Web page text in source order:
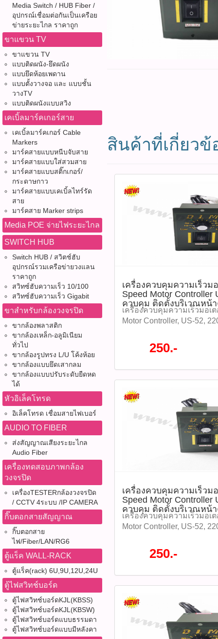
Media Switch / HUB Fiber /
อุปกรณ์เชื่อมต่อกันเป็นเครือย
ข่ายระยะไกล ราคาถูก
ขาแขวน TV
ขาแขวน TV
แบบติดผนัง-ยึดผนัง
แบบยึดห้อยเพดาน
แบบตั้งวางจอ และ แบบชั้น
วางTV
แบบติดผนังแบบสวิง
เคเบิ้ลมาร์คเกอร์สาย
เคเบิ้ลมาร์คเกอร์ Cable
Markers
มาร์คสายแบบหนีบจับสาย
มาร์คสายแบบใส่สวมสาย
มาร์คสายแบบสติ๊กเกอร์/
กระดาษกาว
มาร์คสายแบบเคเบิ้ลไทร์รัด
สาย
มาร์คสาย Marker strips
Media POE จ่ายไฟระยะไกล
SWITCH HUB
Switch HUB / สวิตช์ฮับ
อุปกรณ์รวมเครือข่ายวงแลน
ราคาถูก
สวิทซ์ฮับความเร็ว 10/100
สวิทซ์ฮับความเร็ว Gigabit
ขาสำหรับกล้องวงจรปิด
ขากล้องพลาสติก
ขากล้องเหล็ก-อลูมิเนียม
ทั่วไป
ขากล้องรูปทรง L/U โค้งห้อย
ขากล้องแบบยึดเสากลม
ขากล้องแบบปรับระดับยืดหด
ได้
หัวอิเล็คโทรด
อิเล็คโทรด เชื่อมสายไฟเบอร์
AUDIO TO FIBER
ส่งสัญญาณเสียงระยะไกล
Audio Fiber
เครื่องทดสอบภาพกล้อง
วงจรปิด
เครื่องTESTERกล้องวงจรปิด
/ CCTV 4ระบบ /IP CAMERA
กิ๊บตอกสายสัญญาณ
กิ๊บตอกสาย
ไฟ/Fiber/LAN/RG6
ตู้แร็ค WALL-RACK
ตู้แร็ค(rack) 6U,9U,12U,24U
ตู้ไฟสวิทช์บอร์ด
ตู้ไฟสวิทช์บอร์ดKJL(KBSS)
ตู้ไฟสวิทช์บอร์ดKJL(KBSW)
ตู้ไฟสวิทช์บอร์ดแบบธรรมดา
ตู้ไฟสวิทช์บอร์ดแบบมีหลังคา
สินค้าที่เกี่ยวข้
เครื่องควบคุมความเร็วม
Speed Motor Controller
ควบคุม ติดตั้งบริเวณหน้
เครื่องควบคุมความเร็วมอเ
Motor Controller, US-52,
ความเร็วมอเตอร์ Speed
220V 250W สามารถควบ
บาท / ตัว รุ่น : US-52250W
P00742)​ แรงดันไฟฟ้าขาเข้
ความถี่ : 60Hz โหมดการทำ
Modulation ช่วงการปรับคว
1700RPM ช่วงอุณหภูมิในก
50°C ติดตามโปรโมชั่นทั้ง
987-3656 (saleธิป)
2686 (sale ตี๋)
250.-
เครื่องควบคุมความเร็วม
Speed Motor Controller
ควบคุม ติดตั้งบริเวณหน้
เครื่องควบคุมความเร็วมอเ
Motor Controller, US-52,
ความเร็วมอเตอร์ Speed
220V 120W สามารถควบ
บาท / ตัว รุ่น : US-52120W
P00740) แรงดันไฟฟ้าขาเข้
ความถี่ : 60Hz โหมดการทำ
Modulation ช่วงการปรับคว
250.-